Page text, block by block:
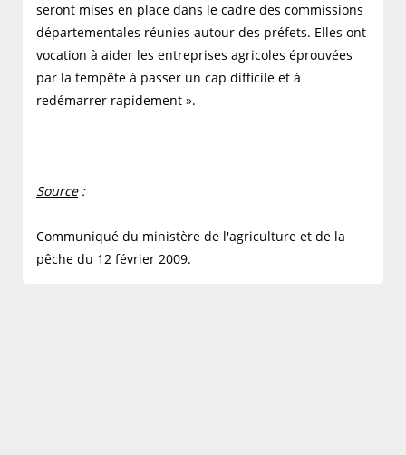
seront mises en place dans le cadre des commissions
départementales réunies autour des préfets. Elles ont
vocation à aider les entreprises agricoles éprouvées
par la tempête à passer un cap difficile et à
redémarrer rapidement ».
Source:
Communiqué du ministère de l'agriculture et de la
pêche du 12 février 2009.